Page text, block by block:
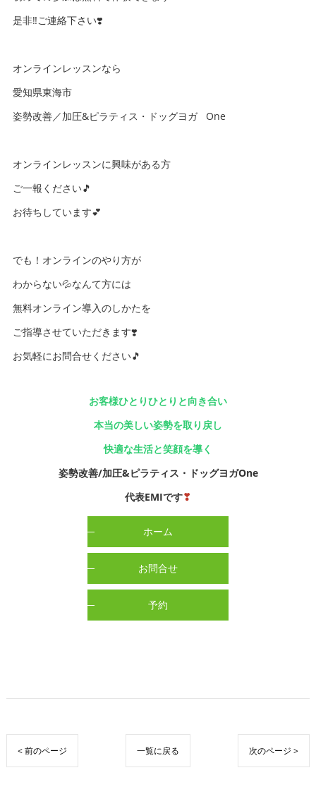
是非‼️ご連絡下さい❣️
オンラインレッスンなら
愛知県東海市
姿勢改善／加圧&ピラティス・ドッグヨガ One
オンラインレッスンに興味がある方
ご一報ください🎵
お待ちしています💕
でも！オンラインのやり方が
わからない💦なんて方には
無料オンライン導入のしかたを
ご指導させていただきます❣️
お気軽にお問合せください🎵
お客様ひとりひとりと向き合い
本当の美しい姿勢を取り戻し
快適な生活と笑顔を導く
姿勢改善/加圧&ピラティス・ドッグヨガOne
代表EMIです❣
ホーム
お問合せ
予約
< 前のページ 一覧に戻る 次のページ >